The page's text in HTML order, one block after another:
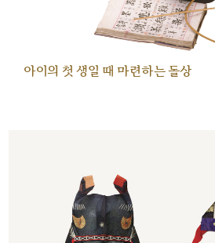
아이의 첫 생일 때 마련하는 돌상